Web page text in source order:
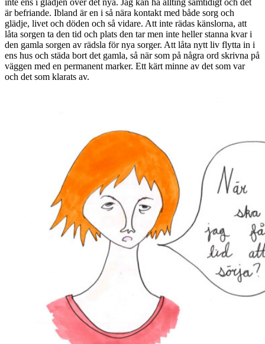
inte ens i glädjen över det nya. Jag kan ha allting samtidigt och det
är befriande. Ibland är en i så nära kontakt med både sorg och
glädje, livet och döden och så vidare. Att inte rädas känslorna, att
låta sorgen ta den tid och plats den tar men inte heller stanna kvar i
den gamla sorgen av rädsla för nya sorger. Att låta nytt liv flytta in i
ens hus och städa bort det gamla, så när som på några ord skrivna på
väggen med en permanent marker. Ett kärt minne av det som var
och det som klarats av.